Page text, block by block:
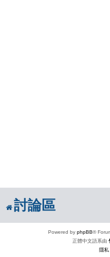
討論區
Powered by phpBB®
正體中文語系由
隱私